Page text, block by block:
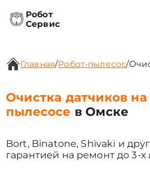
Робот
Сервис
Главная/Робот-пылесос/
Очистка датчиков на
пылесосе в Омске
Bort, Binatone, Shivaki и
гарантией на ремонт до 3-х